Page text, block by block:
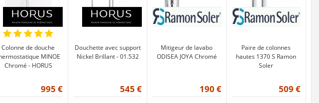
Colonne de douche
MINOE
Chromé - HORUS
995 €
Douchette avec support
Nickel Brillant - 01.532
545 €
Mitigeur de lavabo
ODISEA JOYA Chromé
190 €
Paire de colonnes
hautes 1370 S Ramon
Soler
509 €